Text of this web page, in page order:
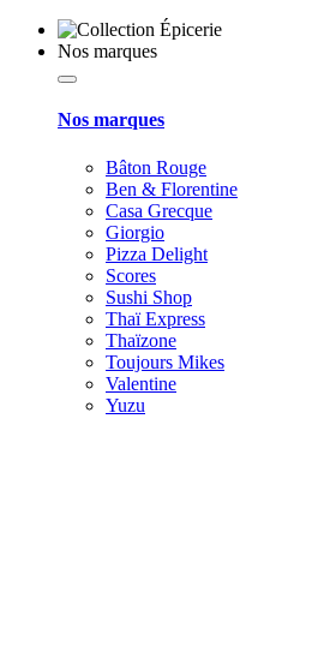
Nos marques
Nos marques
Bâton Rouge
Ben & Florentine
Casa Grecque
Giorgio
Pizza Delight
Scores
Sushi Shop
Thaï Express
Thaïzone
Toujours Mikes
Valentine
Yuzu